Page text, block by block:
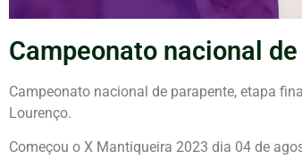
Campeonato nacional
Campeonato nacional de parapente, etapa
Lourenço.
Começou o X Mantiqueira 2023 dia 04 de